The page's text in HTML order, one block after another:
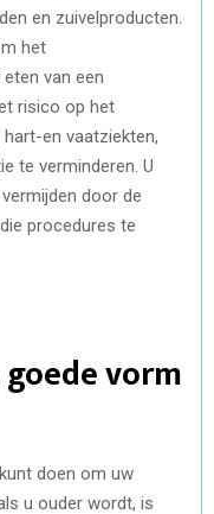
en zuivelproducten.
het
van een
risico op het
en vaatziekten,
te verminderen. U
door de
procedures te
vorm
doen om uw
u ouder wordt, is